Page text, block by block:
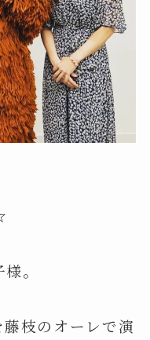
。
枝のオーレで演